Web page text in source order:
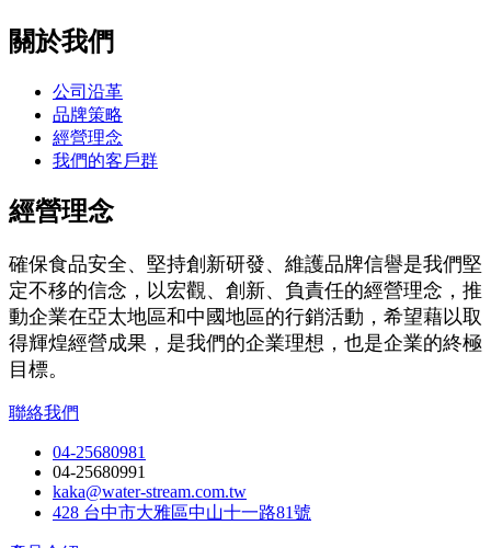
關於我們
公司沿革
品牌策略
經營理念
我們的客戶群
經營理念
確保食品安全、堅持創新研發、維護品牌信譽是我們堅
定不移的信念，以宏觀、創新、負責任的經營理念，推
動企業在亞太地區和中國地區的行銷活動，希望藉以取
得輝煌經營成果，是我們的企業理想，也是企業的終極
目標。
聯絡我們
04-25680981
04-25680991
kaka@water-stream.com.tw
428 台中市大雅區中山十一路81號